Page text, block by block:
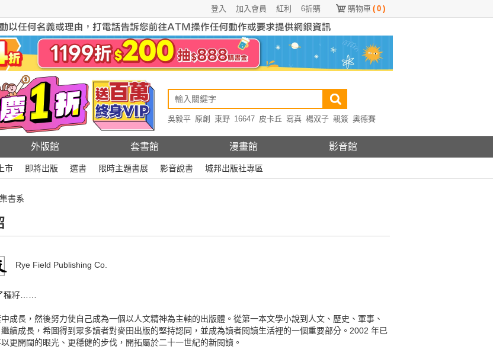
購物車 ( 0 )
6折購
紅利
加入會員
登入
吳毅平 原創 東野 16647 皮卡丘 寫真 楊双子 親簽 奧德賽
外版館 套書館 漫畫館 影音館
市 即將出版 選書 限時主題書展 影音說書 城邦出版社專區
書系
Rye Field Publishing Co.
種籽……
成長，然後努力使自己成為一個以人文精神為主軸的出版體。從第一本文學小說到人文、歷史、軍事、
續成長，希圖得到眾多讀者對麥田出版的堅持認同，並成為讀者閱讀生活裡的一個重要部分。2002 年已
更開闊的眼光、更穩健的步伐，開拓屬於二十一世紀的新閱讀。